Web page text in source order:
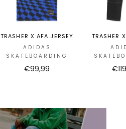
TRASHER X AFA JERSEY
ADIDAS
SKATEBOARDING
€99,99
TRASHER